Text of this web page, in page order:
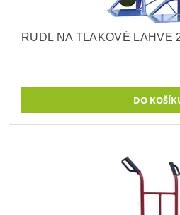
RUDL NA TLAKOVÉ LAHVE